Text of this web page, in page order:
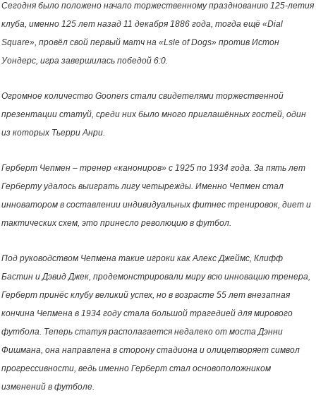
Сегодня было положено начало торжественному празднованию 125-летия
клуба, именно 125 лет назад 11 декабря 1886 года, тогда ещё «Dial
Square», провёл свой первый матч на «Lsle of Dogs» против Истон
Уондерс, игра завершилась победой 6:0.
Огромное количество Gooners стали свидетелями торжественной
презентации статуй, среди них было много приглашённых гостей, один
из которых Тьерри Анри.
Герберт Чепмен – тренер «канониров» с 1925 по 1934 года. За пять лет
Герберту удалось выиграть лигу четырежды. Именно Чепмен стал
инноватором в составлении индивидуальных фитнес тренировок, диет и
тактических схем, это принесло революцию в футбол.
Под руководством Чепмена такие игроки как Алекс Джеймс, Клифф
Бастин и Дэвид Джек, продемонстрировали миру всю инновацию тренера,
Герберт принёс клубу великий успех, но в возрасте 55 лет внезапная
кончина Чепмена в 1934 году стала большой трагедией для мирового
футбола. Теперь статуя располагается недалеко от моста Дэнни
Фишмана, она направлена в сторону стадиона и олицетворяет символ
прогрессивности, ведь именно Герберт стал основоположником
изменений в футболе.